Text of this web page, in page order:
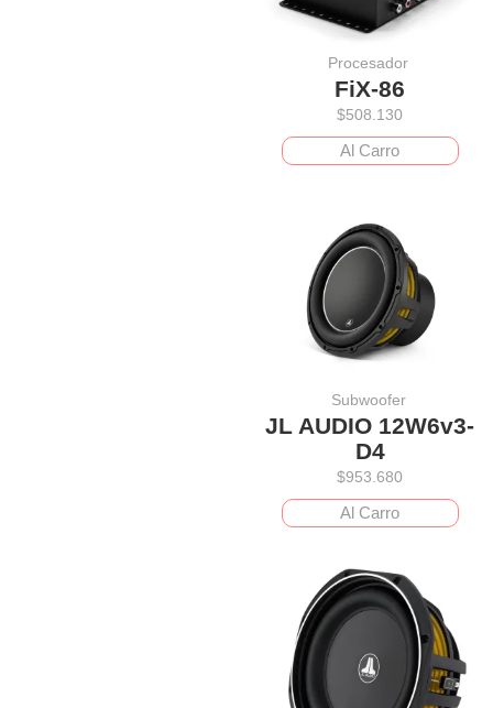
Procesador
FiX-86
$508.130
Al Carro
Subwoofer
JL AUDIO 12W6v3-
D4
$953.680
Al Carro